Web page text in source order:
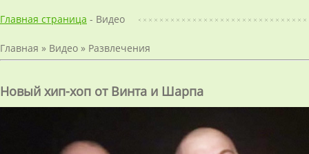
Главная страница - Видео
Главная » Видео » Развлечения
Новый хип-хоп от Винта и Шарпа